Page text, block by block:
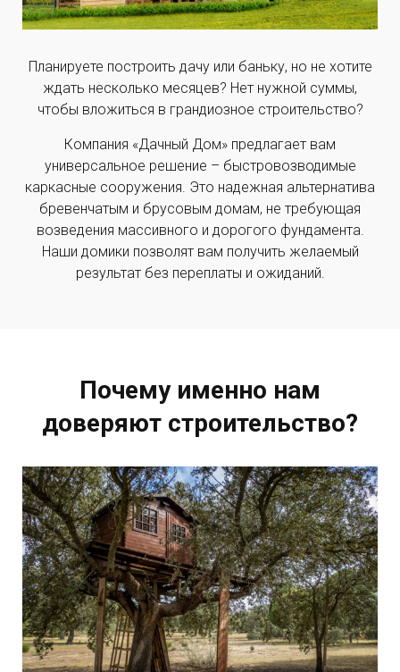
Планируете построить дачу или баньку, но не хотите
ждать несколько месяцев? Нет нужной суммы,
чтобы вложиться в грандиозное строительство?
Компания «Дачный Дом» предлагает вам
универсальное решение – быстровозводимые
каркасные сооружения. Это надежная альтернатива
бревенчатым и брусовым домам, не требующая
возведения массивного и дорогого фундамента.
Наши домики позволят вам получить желаемый
результат без переплаты и ожиданий.
Почему именно нам
доверяют строительство?